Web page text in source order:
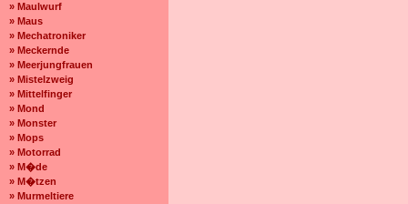
» Maulwurf
» Maus
» Mechatroniker
» Meckernde
» Meerjungfrauen
» Mistelzweig
» Mittelfinger
» Mond
» Monster
» Mops
» Motorrad
» M�de
» M�tzen
» Murmeltiere